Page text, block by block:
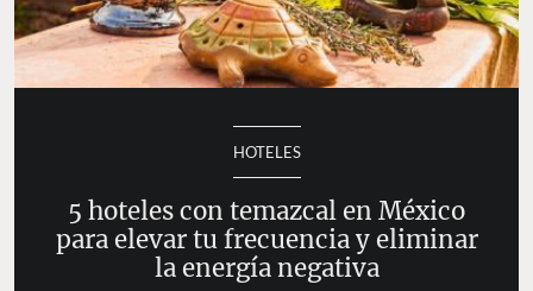
HOTELES
5 hoteles con temazcal en México
para elevar tu frecuencia y eliminar
la energía negativa